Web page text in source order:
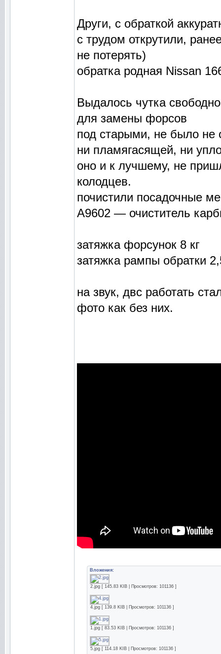
Други, с обраткой
с трудом открутили,
не потерять)
обратка родная Nissan
Выдалось чутка
для замены форсов
под старыми, не было не
ни пламягасящей, ни
оно и к лучшему, не
колодцев.
почистили посадочные
A9602 — очиститель
затяжка форсунок 8 кг
затяжка рампы обратки
на звук, двс работать
фото как без них.
Вложения:
2.jpg [ 145.83 KIB | Просмотров: 101136 ]
4.jpg [ 139.8 KIB | Просмотров: 101136 ]
1.jpg [ 83.53 KIB | Просмотров: 101136 ]
5.jpg [ 114.18 KIB | Просмотров: 101136 ]